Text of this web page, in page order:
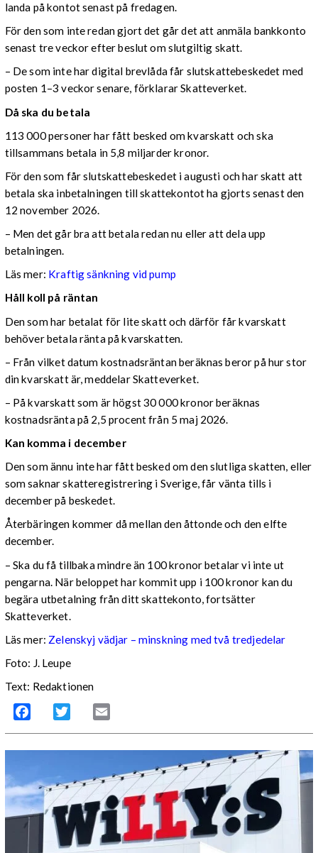
landa på kontot senast på fredagen.
För den som inte redan gjort det går det att anmäla bankkonto
senast tre veckor efter beslut om slutgiltig skatt.
– De som inte har digital brevlåda får slutskattebeskedet med
posten 1–3 veckor senare, förklarar Skatteverket.
Då ska du betala
113 000 personer har fått besked om kvarskatt och ska
tillsammans betala in 5,8 miljarder kronor.
För den som får slutskattebeskedet i augusti och har skatt att
betala ska inbetalningen till skattekontot ha gjorts senast den
12 november 2026.
– Men det går bra att betala redan nu eller att dela upp
betalningen.
Läs mer: Kraftig sänkning vid pump
Håll koll på räntan
Den som har betalat för lite skatt och därför får kvarskatt
behöver betala ränta på kvarskatten.
– Från vilket datum kostnadsräntan beräknas beror på hur stor
din kvarskatt är, meddelar Skatteverket.
– På kvarskatt som är högst 30 000 kronor beräknas
kostnadsränta på 2,5 procent från 5 maj 2026.
Kan komma i december
Den som ännu inte har fått besked om den slutliga skatten, eller
som saknar skatteregistrering i Sverige, får vänta tills i
december på beskedet.
Återbäringen kommer då mellan den åttonde och den elfte
december.
– Ska du få tillbaka mindre än 100 kronor betalar vi inte ut
pengarna. När beloppet har kommit upp i 100 kronor kan du
begära utbetalning från ditt skattekonto, fortsätter
Skatteverket.
Läs mer: Zelenskyj vädjar – minskning med två tredjedelar
Foto: J. Leupe
Text: Redaktionen
Facebook Twitter